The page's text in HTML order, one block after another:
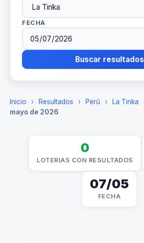
FECHA
Buscar resultados
Inicio › Resultados › Perú › La Tinka
mayo de 2026
0
LOTERIAS CON RESULTADOS
07/05
FECHA